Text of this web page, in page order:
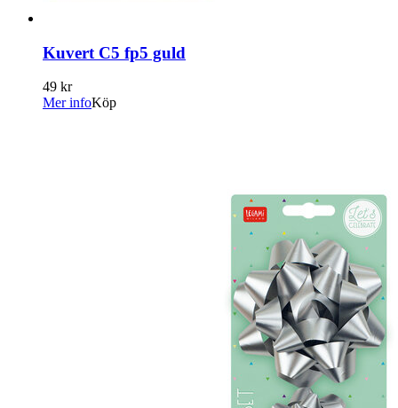
Kuvert C5 fp5 guld
49 kr
Mer infoKöp